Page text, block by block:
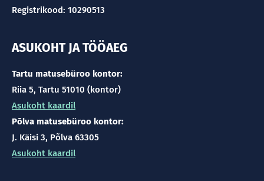
Registrikood: 10290513
ASUKOHT JA TÖÖAEG
Tartu matusebüroo kontor:
Riia 5, Tartu 51010 (kontor)
Asukoht kaardil
Põlva matusebüroo kontor:
J. Käisi 3, Põlva 63305
Asukoht kaardil